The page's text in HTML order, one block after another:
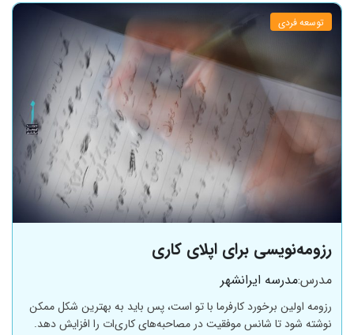
توسعه فردی
رزومه‌نویسی برای اپلای کاری
مدرس:مدرسه ایرانشهر
رزومه اولین برخورد کارفرما با تو است، پس باید به بهترین شکل ممکن
نوشته شود تا شانس موفقیت در مصاحبه‌های کاری‌ات را افزایش دهد.